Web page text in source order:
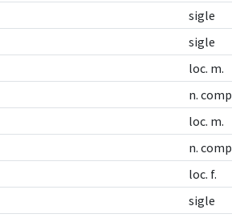
sigle
sigle
loc. m.
n.
loc. m.
n.
loc. f.
sigle